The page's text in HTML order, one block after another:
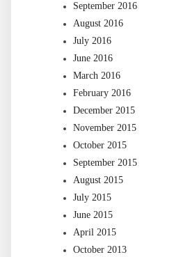
September 2016
August 2016
July 2016
June 2016
March 2016
February 2016
December 2015
November 2015
October 2015
September 2015
August 2015
July 2015
June 2015
April 2015
October 2013